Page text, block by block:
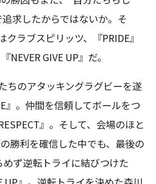
求したからではないか。そ
クラブスピリッツ、『PRIDE』
NEVER GIVE UP』だ。
ちのアタッキングラグビーを遂
』。仲間を信頼してボールをつ
』。そして、会場のほと
勝利を確信した中でも、最後の
めず逆転トライに結びつけた